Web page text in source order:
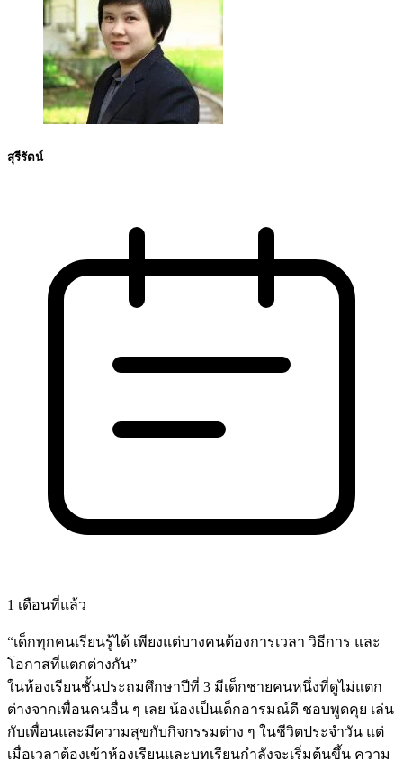
สุรีรัตน์
1 เดือนที่แล้ว
“เด็กทุกคนเรียนรู้ได้ เพียงแต่บางคนต้องการเวลา วิธีการ และ
โอกาสที่แตกต่างกัน”
ในห้องเรียนชั้นประถมศึกษาปีที่ 3 มีเด็กชายคนหนึ่งที่ดูไม่แตก
ต่างจากเพื่อนคนอื่น ๆ เลย น้องเป็นเด็กอารมณ์ดี ชอบพูดคุย เล่น
กับเพื่อนและมีความสุขกับกิจกรรมต่าง ๆ ในชีวิตประจำวัน แต่
เมื่อเวลาต้องเข้าห้องเรียนและบทเรียนกำลังจะเริ่มต้นขึ้น ความ